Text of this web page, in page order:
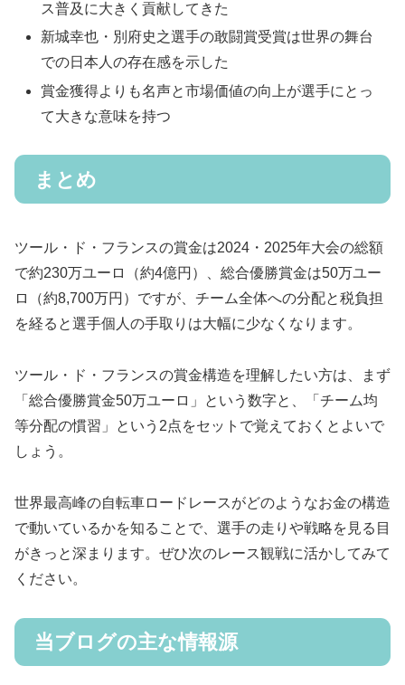
ス普及に大きく貢献してきた
新城幸也・別府史之選手の敢闘賞受賞は世界の舞台
での日本人の存在感を示した
賞金獲得よりも名声と市場価値の向上が選手にとっ
て大きな意味を持つ
まとめ
ツール・ド・フランスの賞金は2024・2025年大会の総額
で約230万ユーロ（約4億円）、総合優勝賞金は50万ユー
ロ（約8,700万円）ですが、チーム全体への分配と税負担
を経ると選手個人の手取りは大幅に少なくなります。
ツール・ド・フランスの賞金構造を理解したい方は、まず
「総合優勝賞金50万ユーロ」という数字と、「チーム均
等分配の慣習」という2点をセットで覚えておくとよいで
しょう。
世界最高峰の自転車ロードレースがどのようなお金の構造
で動いているかを知ることで、選手の走りや戦略を見る目
がきっと深まります。ぜひ次のレース観戦に活かしてみて
ください。
当ブログの主な情報源